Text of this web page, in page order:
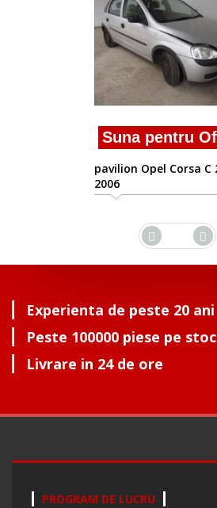
Experienta de peste 20 ani
Peste 100000 piese pe stoc
Livrare in 24 de ore
PROGRAM DE LUCRU